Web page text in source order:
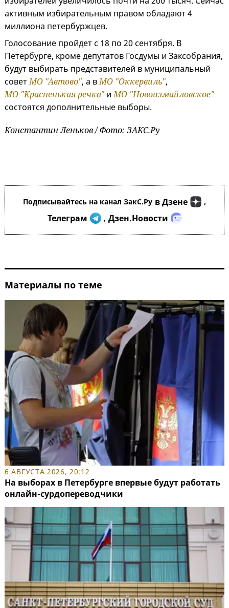
активным избирательным правом обладают 4
миллиона петербуржцев.
Голосование пройдет с 18 по 20 сентября. В
Петербурге, кроме депутатов Госдумы и Заксобрания,
будут выбирать представителей в муниципальный
советМО "Автово", а вМО "Оккервиль",
МО "Красненькая речка" иМО "Новоизмайловское"
состоятся дополнительные выборы.
Константин Леньков / Фото: ЗАКС.Ру
Подписывайтесь на канал ЗакС.Ру в Дзене ,
Телеграм , Дзен.Новости
Материалы по теме
6 АВГУСТА 2026, 20:12
На выборах в Петербурге впервые будут работать
онлайн-сурдопереводчики